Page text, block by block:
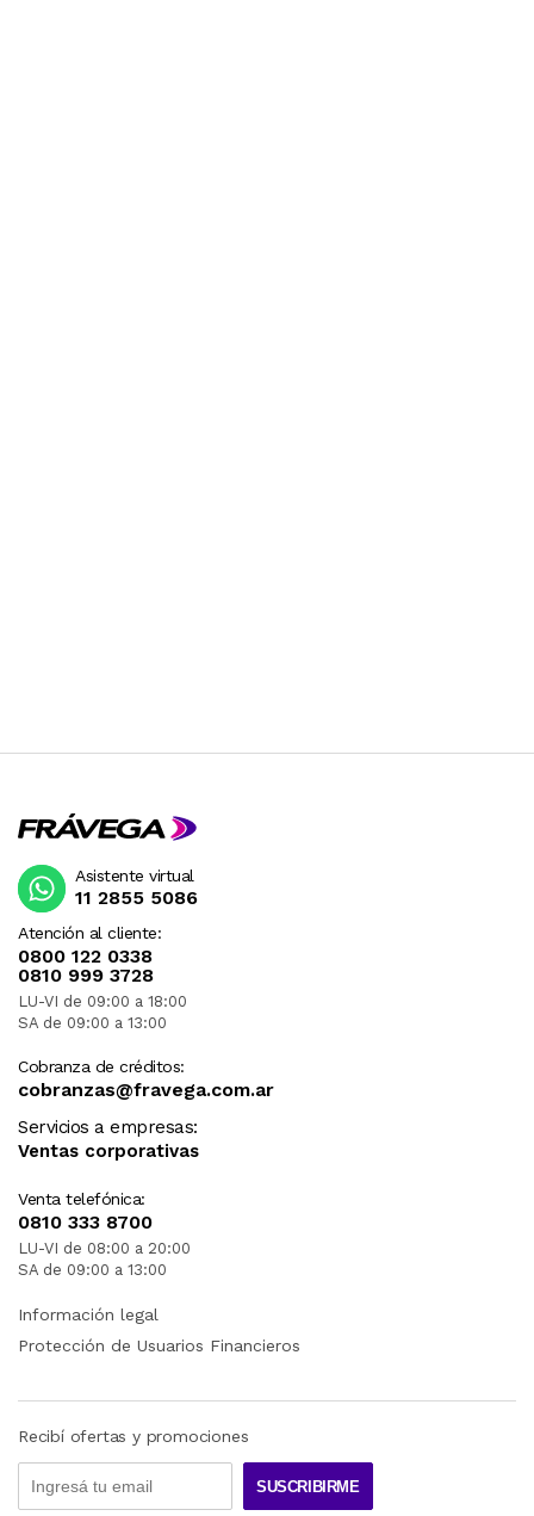
Atención al cliente:
0800 122 0338
0810 999 3728
LU-VI de 09:00 a 18:00
SA de 09:00 a 13:00
Cobranza de créditos:
cobranzas@fravega.com.ar
Servicios a empresas:
Ventas corporativas
Venta telefónica:
0810 333 8700
LU-VI de 08:00 a 20:00
SA de 09:00 a 13:00
Asistente virtual
11 2855 5086
Información legal
Protección de Usuarios Financieros
Recibí ofertas y promociones
SUSCRIBIRME